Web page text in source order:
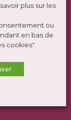
plus sur les
ou
en bas de
cookies".